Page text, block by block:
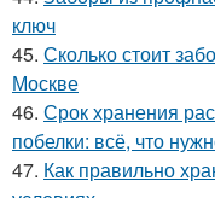
ключ
45. Сколько стоит
Москве
46. Срок хранения
побелки: всё, что
47. Как правильно